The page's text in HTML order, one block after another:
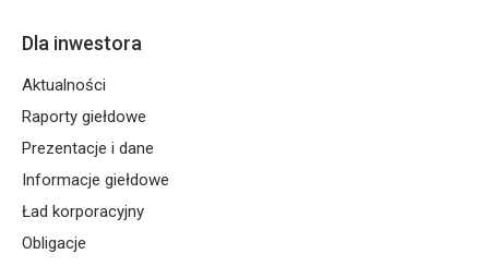
Dla inwestora
Aktualności
Raporty giełdowe
Prezentacje i dane
Informacje giełdowe
Ład korporacyjny
Obligacje